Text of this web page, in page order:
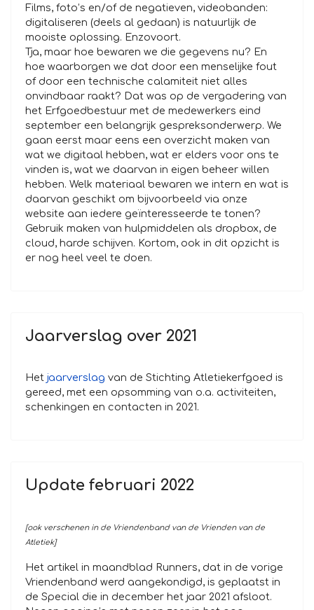
Films, foto’s en/of de negatieven, videobanden:
digitaliseren (deels al gedaan) is natuurlijk de
mooiste oplossing. Enzovoort.
Tja, maar hoe bewaren we die gegevens nu? En
hoe waarborgen we dat door een menselijke fout
of door een technische calamiteit niet alles
onvindbaar raakt? Dat was op de vergadering van
het Erfgoedbestuur met de medewerkers eind
september een belangrijk gespreksonderwerp. We
gaan eerst maar eens een overzicht maken van
wat we digitaal hebben, wat er elders voor ons te
vinden is, wat we daarvan in eigen beheer willen
hebben. Welk materiaal bewaren we intern en wat is
daarvan geschikt om bijvoorbeeld via onze
website aan iedere geïnteresseerde te tonen?
Gebruik maken van hulpmiddelen als dropbox, de
cloud, harde schijven. Kortom, ook in dit opzicht is
er nog heel veel te doen.
Jaarverslag over 2021
Het jaarverslag van de Stichting Atletiekerfgoed is
gereed, met een opsomming van o.a. activiteiten,
schenkingen en contacten in 2021.
Update februari 2022
[ook verschenen in de Vriendenband van de Vrienden van de
Atletiek]
Het artikel in maandblad Runners, dat in de vorige
Vriendenband werd aangekondigd, is geplaatst in
de Special die in december het jaar 2021 afsloot.